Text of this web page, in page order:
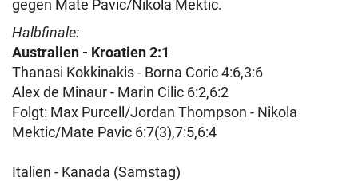
gegen Mate Pavic/Nikola Mektic.
Halbfinale:
Australien - Kroatien 2:1
Thanasi Kokkinakis - Borna Coric 4:6,3:6
Alex de Minaur - Marin Cilic 6:2,6:2
Folgt: Max Purcell/Jordan Thompson - Nikola
Mektic/Mate Pavic 6:7(3),7:5,6:4
Italien - Kanada (Samstag)